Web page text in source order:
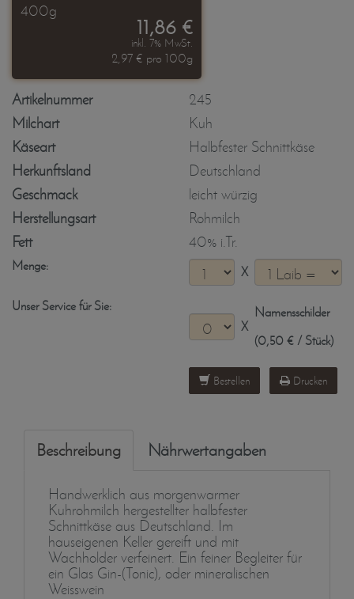
400g
11,86 €
inkl. 7% MwSt.
2,97 € pro 100g
Artikelnummer
245
Milchart
Kuh
Käseart
Halbfester Schnittkäse
Herkunftsland
Deutschland
Geschmack
leicht würzig
Herstellungsart
Rohmilch
Fett
40% i.Tr.
Menge: X
Unser Service für Sie:
X
Namensschilder
(0,50 € / Stück)
Bestellen Drucken
Beschreibung Nährwertangaben
Handwerklich aus morgenwarmer
Kuhrohmilch hergestellter halbfester
Schnittkäse aus Deutschland. Im
hauseigenen Keller gereift und mit
Wachholder verfeinert. Ein feiner Begleiter für
ein Glas Gin-(Tonic), oder mineralischen
Weisswein